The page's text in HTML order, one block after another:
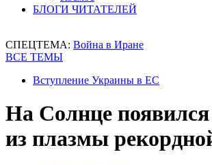
БЛОГИ ЧИТАТЕЛЕЙ
СПЕЦТЕМА: Война в Иране
ВСЕ ТЕМЫ
Вступление Украины в ЕС
На Солнце появился
из плазмы